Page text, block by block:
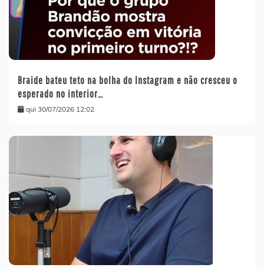
Braide bateu teto na bolha do Instagram e não cresceu o
esperado no interior…
qui 30/07/2026 12:02